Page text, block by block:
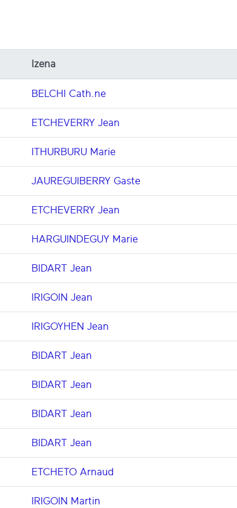
Izena
BELCHI Cath.ne
ETCHEVERRY Jean
ITHURBURU Marie
JAUREGUIBERRY Gaste
ETCHEVERRY Jean
HARGUINDEGUY Marie
BIDART Jean
IRIGOIN Jean
IRIGOYHEN Jean
BIDART Jean
BIDART Jean
BIDART Jean
BIDART Jean
ETCHETO Arnaud
IRIGOIN Martin